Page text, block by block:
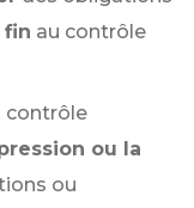
fin au contrôle
contrôle
ou la
ou